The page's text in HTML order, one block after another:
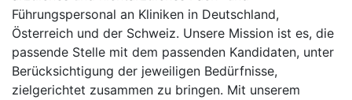
Führungspersonal an Kliniken in Deutschland,
Österreich und der Schweiz. Unsere Mission ist es, die
passende Stelle mit dem passenden Kandidaten, unter
Berücksichtigung der jeweiligen Bedürfnisse,
zielgerichtet zusammen zu bringen. Mit unserem